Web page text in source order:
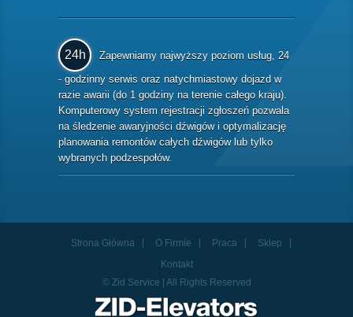
24h
Zapewniamy najwyższy poziom usług, 24
- godzinny serwis oraz natychmiastowy dojazd w
razie awarii (do 1 godziny na terenie całego kraju).
Komputerowy system rejestracji zgłoszeń pozwala
na śledzenie awaryjności dźwigów i optymalizację
planowania remontów całych dźwigów lub tylko
wybranych podzespołów.
Strona Główna O Firmie Praca
Sklep
Kontakt
© Zid Service | All Rights Reserved